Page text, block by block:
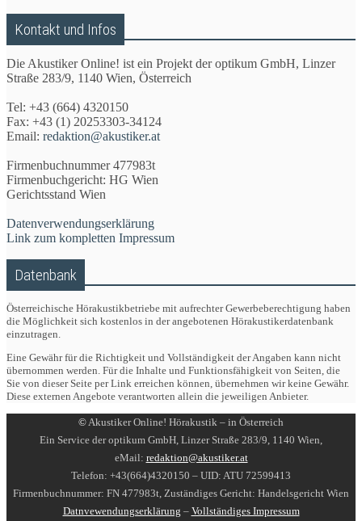
Kontakt und Infos
Die Akustiker Online! ist ein Projekt der optikum GmbH, Linzer
Straße 283/9, 1140 Wien, Österreich
Tel: +43 (664) 4320150
Fax: +43 (1) 20253303-34124
Email: redaktion@akustiker.at
Firmenbuchnummer 477983t
Firmenbuchgericht: HG Wien
Gerichtsstand Wien
Datenverwendungserklärung
Link zum kompletten Impressum
Datenbank
Österreichische Hörakustikbetriebe mit aufrechter Gewerbeberechtigung haben
die Möglichkeit sich kostenlos in der angebotenen Hörakustikerdatenbank
einzutragen.
Eine Gewähr für die Richtigkeit und Vollständigkeit der Angaben kann nicht
übernommen werden. Für die Inhalte und Funktionsfähigkeit von Seiten, die
Sie von dieser Seite per Link erreichen können, übernehmen wir keine Gewähr.
Diese externen Angebote verantworten allein die jeweiligen Anbieter.
© Akustiker Online! Hörakustik – in Österreich
Ein Service der optikum GmbH, Linzer Straße 283/9, 1140 Wien,
eMail: redaktion@akustiker.at
Telefon: +43(664)4320150 – UID: ATU 72599413
Firmenbuchnummer: FN 477983t, Zuständiges Gericht: Handelsgericht Wien
Datnvewendungserklärung – Vollständiges Impressum